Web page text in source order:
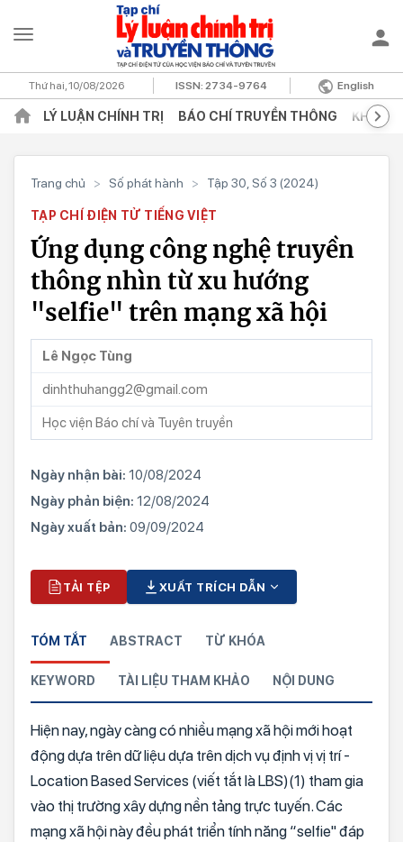
Thứ hai, 10/08/2026 ISSN:2734-9764 English
LÝ LUẬN CHÍNH TRỊ BÁO CHÍ TRUYỀN THÔNG KHOA
Trang chủ > Số phát hành > Tập 30, Số 3 (2024)
TẠP CHÍ ĐIỆN TỬ TIẾNG VIỆT
Ứng dụng công nghệ truyền
thông nhìn từ xu hướng
"selfie" trên mạng xã hội
Lê Ngọc Tùng
dinhthuhangg2@gmail.com
Học viện Báo chí và Tuyên truyền
Ngày nhận bài: 10/08/2024
Ngày phản biện: 12/08/2024
Ngày xuất bản: 09/09/2024
TẢI TỆP XUẤT TRÍCH DẪN
TÓM TẮT ABSTRACT TỪ KHÓA
KEYWORD TÀI LIỆU THAM KHẢO NỘI DUNG
Hiện nay, ngày càng có nhiều mạng xã hội mới hoạt
động dựa trên dữ liệu dựa trên dịch vụ định vị vị trí -
Location Based Services (viết tắt là LBS)(1) tham gia
vào thị trường xây dựng nền tảng trực tuyến. Các
mạng xã hội này đều phát triển tính năng “selfie" đáp